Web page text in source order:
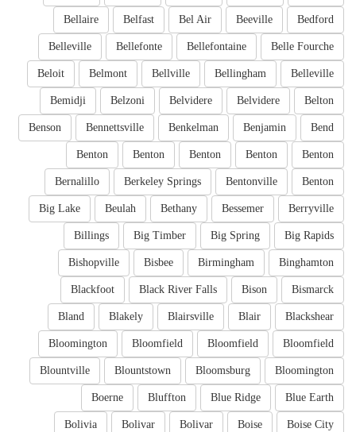
Bedford
Beeville
Bel Air
Belfast
Bellaire
Belle Fourche
Bellefontaine
Bellefonte
Belleville
Belleville
Bellingham
Bellville
Belmont
Beloit
Belton
Belvidere
Belvidere
Belzoni
Bemidji
Bend
Benjamin
Benkelman
Bennettsville
Benson
Benton
Benton
Benton
Benton
Benton
Benton
Bentonville
Berkeley Springs
Bernalillo
Berryville
Bessemer
Bethany
Beulah
Big Lake
Big Rapids
Big Spring
Big Timber
Billings
Binghamton
Birmingham
Bisbee
Bishopville
Bismarck
Bison
Black River Falls
Blackfoot
Blackshear
Blair
Blairsville
Blakely
Bland
Bloomfield
Bloomfield
Bloomfield
Bloomington
Bloomington
Bloomsburg
Blountstown
Blountville
Blue Earth
Blue Ridge
Bluffton
Boerne
Boise City
Boise
Bolivar
Bolivar
Bolivia